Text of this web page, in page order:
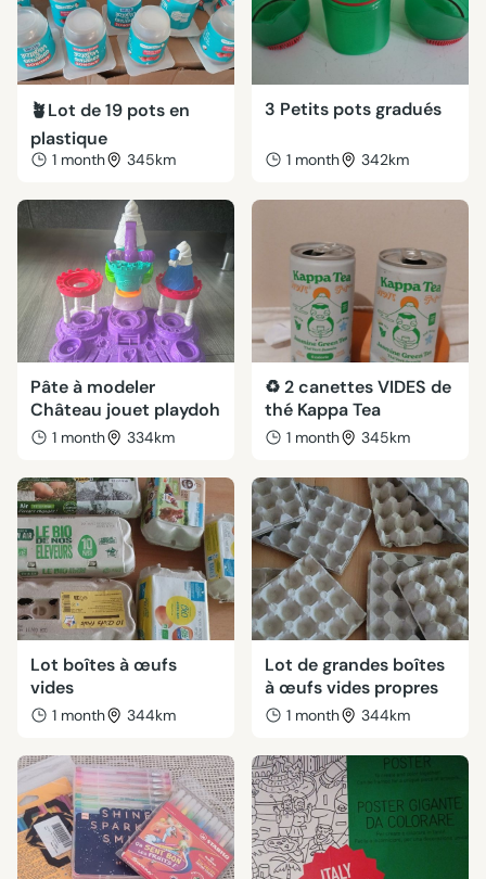
🪴Lot de 19 pots en
plastique
1 month 345km
3 Petits pots gradués
1 month 342km
Pâte à modeler
Château jouet playdoh
1 month 334km
♻️ 2 canettes VIDES de
thé Kappa Tea
1 month 345km
Lot boîtes à œufs
vides
1 month 344km
Lot de grandes boîtes
à œufs vides propres
1 month 344km